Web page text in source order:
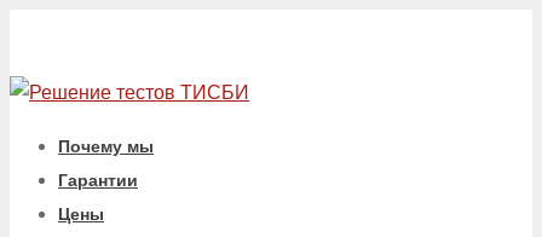
Почему мы
Гарантии
Цены